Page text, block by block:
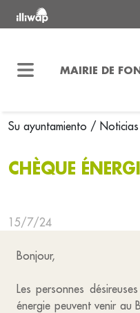
MAIRIE DE
Su ayuntamiento / Noticias
CHÈQUE
15/7/24
Bonjour,
Les personnes
énergie peuvent venir au